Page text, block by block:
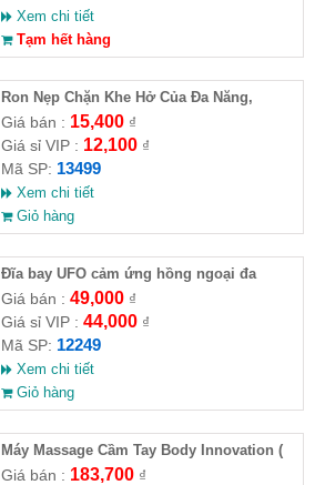
Xem chi tiết
Tạm hết hàng
Ron Nẹp Chặn Khe Hở Của Đa Năng,
Chống Côn Trùng( HĐ )
Giá bán : 15,400₫
Giá sỉ VIP : 12,100₫
Mã SP: 13499
Xem chi tiết
Giỏ hàng
Đĩa bay UFO cảm ứng hồng ngoại đa
chiều tự động bay về
Giá bán : 49,000₫
Giá sỉ VIP : 44,000₫
Mã SP: 12249
Xem chi tiết
Giỏ hàng
Máy Massage Cầm Tay Body Innovation (
HĐ )
Giá bán : 183,700₫